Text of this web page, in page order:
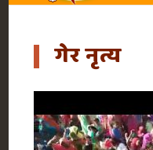
गेर नृत्य